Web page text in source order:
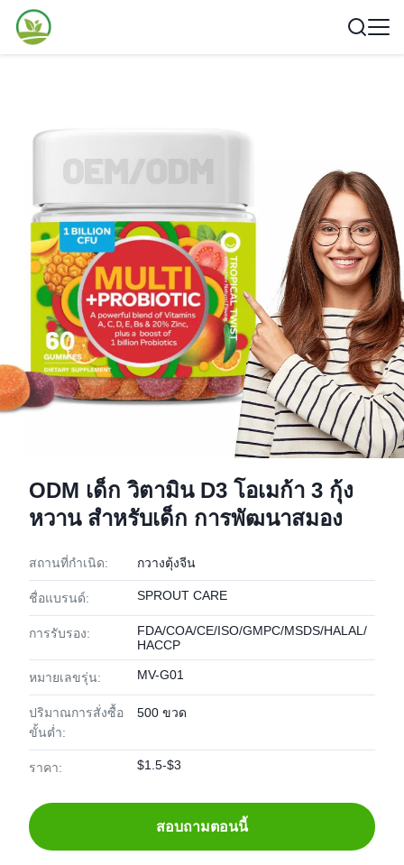
ODM เด็ก วิตามิน D3 โอเมก้า 3 กุ้ง
หวาน สําหรับเด็ก การพัฒนาสมอง
สถานที่กำเนิด: กวางตุ้งจีน
ชื่อแบรนด์: SPROUT CARE
การรับรอง:
FDA/COA/CE/ISO/GMPC/MSDS/HALAL/
HACCP
หมายเลขรุ่น: MV-G01
ปริมาณการสั่งซื้อ
ขั้นต่ำ:
500 ขวด
ราคา: $1.5-$3
สอบถามตอนนี้